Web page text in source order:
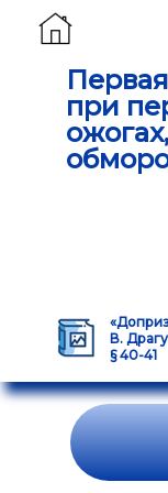
при
ожогах,
В.
§ 40-41